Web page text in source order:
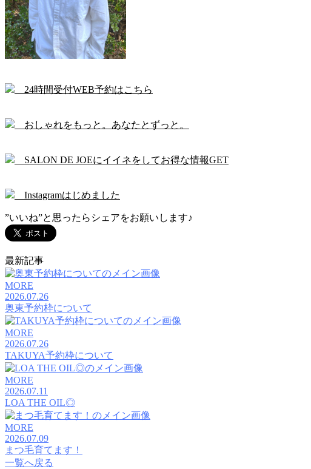
24時間受付WEB予約はこちら
おしゃれをもっと。あなたとずっと。
SALON DE JOEにイイネをしてお得な情報GET
Instagramはじめました
”いいね”と思ったらシェアをお願いします♪
最新記事
MORE
2026.07.26
奥東予約枠について
MORE
2026.07.26
TAKUYA予約枠について
MORE
2026.07.11
LOA THE OIL◎
MORE
2026.07.09
まつ毛育てます！
一覧へ戻る